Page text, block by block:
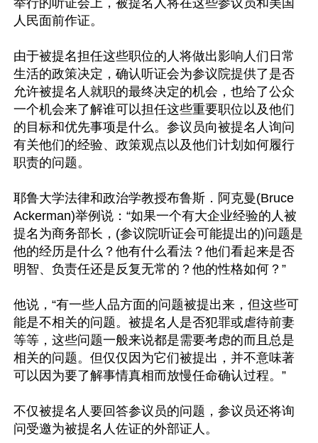
举行的听证会上，被提名人将在这些参议员和美国
人民面前作证。
由于被提名担任这些职位的人将做出影响人们日常
生活的政策决定，确认听证会为参议院提供了是否
允许被提名人就职的最终决定的机会，也给了公众
一个机会来了解谁可以担任这些重要职位以及他们
的目标和优先事项是什么。参议员向被提名人询问
有关他们的经验、政策观点以及他们计划如何履行
职责的问题。
耶鲁大学法律和政治学教授布鲁斯．阿克曼(Bruce
Ackerman)举例说：“如果一个有大企业经验的人被
提名为商务部长，(参议院听证会可能提出的)问题是
他的经历是什么？他有什么看法？他们看起来是否
明智、负责任还是反复无常的？他的性格如何？”
他说，“有一些人品方面的问题被提出来，但这些可
能是不相关的问题。被提名人是否犯罪或虐待前妻
等等，这些问题一般来说都是需要考虑的而且总是
相关的问题。但仅仅因为它们被提出，并不意味著
可以因为要了解事情真相而放慢任命确认过程。”
不仅被提名人要回答参议员的问题，参议员还将询
问受邀为被提名人佐证的外部证人。